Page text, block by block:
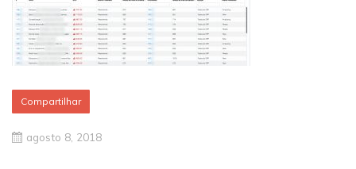
Compartilhar
agosto 8, 2018